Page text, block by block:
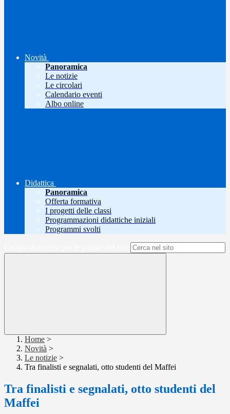
Novità
Panoramica
Le notizie
Le circolari
Calendario eventi
Albo online
Didattica
Panoramica
Offerta formativa
I progetti delle classi
Programmazioni didattiche iniziali
Programmi svolti
Home >
Novità >
Le notizie >
Tra finalisti e segnalati, otto studenti del Maffei
Tra finalisti e segnalati, otto studenti del
Maffei